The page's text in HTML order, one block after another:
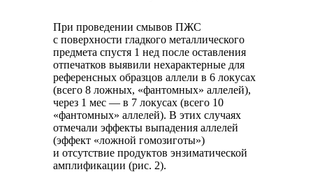
При проведении смывов ПЖС
с поверхности гладкого металлического
предмета спустя 1 нед после оставления
отпечатков выявили нехарактерные для
референсных образцов аллели в 6 локусах
(всего 8 ложных, «фантомных» аллелей),
через 1 мес — в 7 локусах (всего 10
«фантомных» аллелей). В этих случаях
отмечали эффекты выпадения аллелей
(эффект «ложной гомозиготы»)
и отсутствие продуктов энзиматической
амплификации (рис. 2).